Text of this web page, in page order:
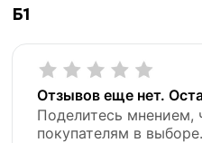
Б1
Отзывов еще нет.
Поделитесь мнением,
покупателям в выборе.